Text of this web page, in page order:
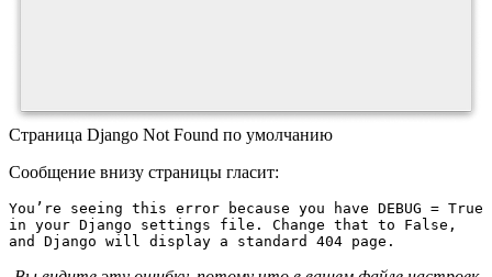
Страница Django Not Found по умолчанию
Сообщение внизу страницы гласит:
You’re seeing this error because you have DEBUG = True
in your Django settings file. Change that to False,
and Django will display a standard 404 page.